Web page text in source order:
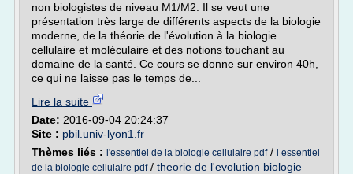
non biologistes de niveau M1/M2. Il se veut une
présentation très large de différents aspects de la biologie
moderne, de la théorie de l'évolution à la biologie
cellulaire et moléculaire et des notions touchant au
domaine de la santé. Ce cours se donne sur environ 40h,
ce qui ne laisse pas le temps de...
Lire la suite
Date: 2016-09-04 20:24:37
Site : pbil.univ-lyon1.fr
Thèmes liés : l'essentiel de la biologie cellulaire pdf/
l essentiel
de la biologie cellulaire pdf/ theorie de l'evolution biologie